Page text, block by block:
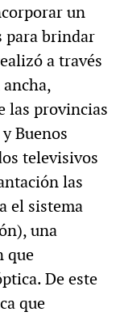
un
para brindar
a través
las provincias
Buenos
televisivos
las
el sistema
una
que
De este
que